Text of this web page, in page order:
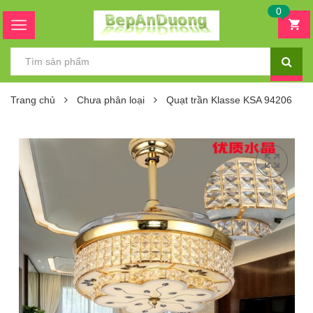
0
Trang chủ Chưa phân loại Quạt trần Klasse KSA 94206